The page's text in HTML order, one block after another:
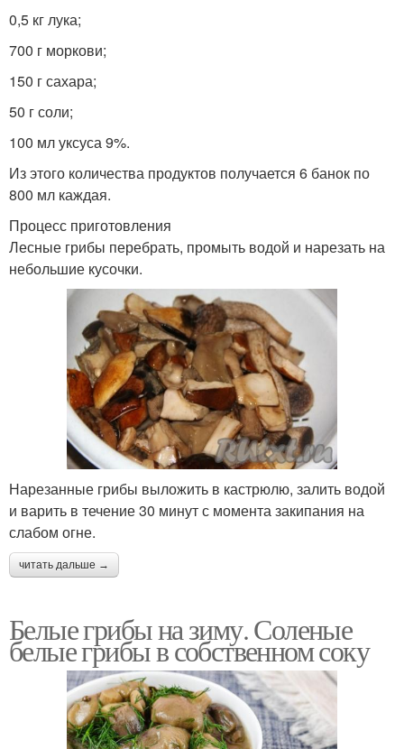
0,5 кг лука;
700 г моркови;
150 г сахара;
50 г соли;
100 мл уксуса 9%.
Из этого количества продуктов получается 6 банок по
800 мл каждая.
Процесс приготовления
Лесные грибы перебрать, промыть водой и нарезать на
небольшие кусочки.
Нарезанные грибы выложить в кастрюлю, залить водой
и варить в течение 30 минут с момента закипания на
слабом огне.
читать дальше →
Белые грибы на зиму. Соленые
белые грибы в собственном соку